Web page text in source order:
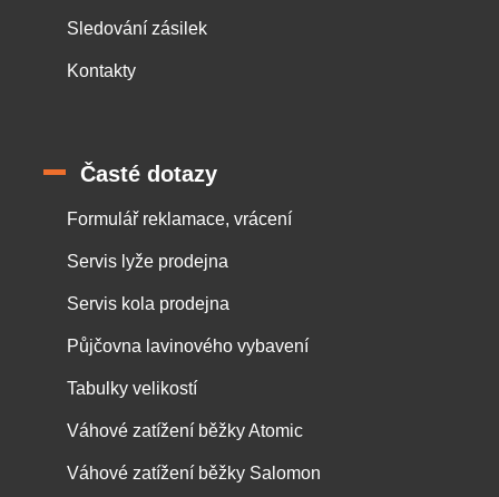
Sledování zásilek
Kontakty
Časté dotazy
Formulář reklamace, vrácení
Servis lyže prodejna
Servis kola prodejna
Půjčovna lavinového vybavení
Tabulky velikostí
Váhové zatížení běžky Atomic
Váhové zatížení běžky Salomon